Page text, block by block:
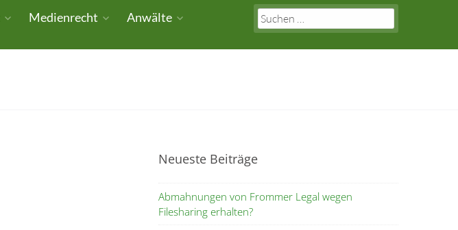
Search
for:
Medienrecht Anwälte
Neueste Beiträge
Abmahnungen von Frommer Legal wegen
Filesharing erhalten?